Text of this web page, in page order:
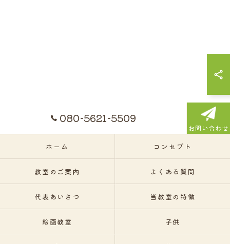
080-5621-5509
お問い合わせ
ホーム
コンセプト
教室のご案内 よくある質問
代表あいさつ 当教室の特徴
絵画教室 子供